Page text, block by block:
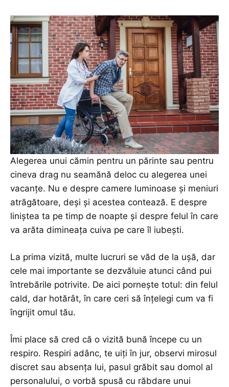
Alegerea unui cămin pentru un părinte sau pentru
cineva drag nu seamănă deloc cu alegerea unei
vacanțe. Nu e despre camere luminoase și meniuri
atrăgătoare, deși și acestea contează. E despre
liniștea ta pe timp de noapte și despre felul în care
va arăta dimineața cuiva pe care îl iubești.
La prima vizită, multe lucruri se văd de la ușă, dar
cele mai importante se dezvăluie atunci când pui
întrebările potrivite. De aici pornește totul: din felul
cald, dar hotărât, în care ceri să înțelegi cum va fi
îngrijit omul tău.
Îmi place să cred că o vizită bună începe cu un
respiro. Respiri adânc, te uiți în jur, observi mirosul
discret sau absența lui, pasul grăbit sau domol al
personalului, o vorbă spusă cu răbdare unui